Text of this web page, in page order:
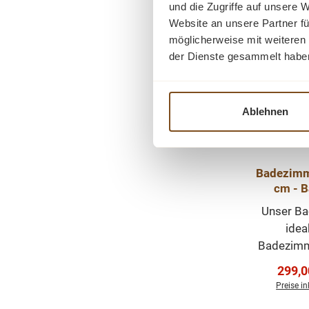
und die Zugriffe auf unsere
Website an unsere Partner
möglicherweise mit
der Dienste gesammelt
Ablehnen
Bitte
ist.
einfach
Staub
trocken
Ihrem
im
jetzt
Rabatt
-21%
Tipp
cm -
Unser
Preise